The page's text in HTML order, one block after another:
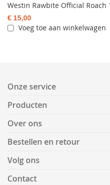
Westin Rawbite Official Roach
€ 15,00
Voeg toe aan winkelwagen
Onze service
Producten
Over ons
Bestellen en retour
Volg ons
Contact